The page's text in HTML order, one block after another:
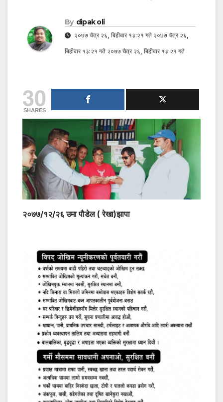
By dipak oli
२०७७ चैत्र २६, बिहीबार १३:२१ गते २०७७ चैत्र २६,
बिहीबार १३:२१ गते २०७७ चैत्र २६, बिहीबार १३:२१ गते
30
SHARES
२०७७/१२/२६ उमा पाैडेल ( रेखा)झापा